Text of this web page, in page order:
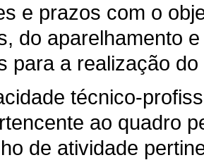
e prazos com o
do aparelhamento
para a realização
técnico-
ao quadro
de atividade